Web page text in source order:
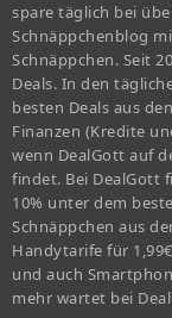
spare täglich bei
Schnäppchenblog
Schnäppchen. Seit
Deals. In den
besten Deals aus
Finanzen (Kredite
wenn DealGott auf
findet. Bei DealGott
10% unter dem
Schnäppchen aus
Handytarife für
und auch
mehr wartet bei